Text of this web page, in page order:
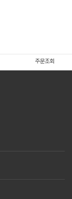
주문조회